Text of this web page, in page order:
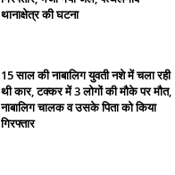
थानाक्षेत्र की घटना
15 साल की नाबालिग युवती नशे में चला रही
थी कार, टक्कर में 3 लोगों की मौके पर मौत,
नाबालिग चालक व उसके पिता को किया
गिरफ्तार